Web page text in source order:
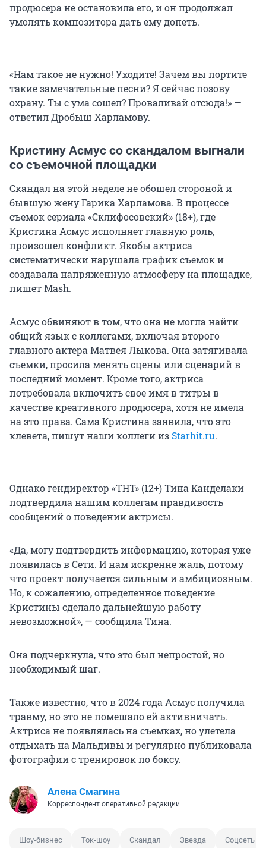
продюсера не остановила его, и он продолжал
умолять композитора дать ему допеть.
«Нам такое не нужно! Уходите! Зачем вы портите
такие замечательные песни? Я сейчас позову
охрану. Ты с ума сошел? Проваливай отсюда!» —
ответил Дробыш Харламову.
Кристину Асмус со скандалом выгнали
со съемочной площадки
Скандал на этой неделе не обошел стороной и
бывшую жену Гарика Харламова. В процессе
съемок сериала «Склифосовский» (18+), где
Кристина Асмус исполняет главную роль,
произошел конфликт. Якобы актриса
систематически нарушала график съемок и
создавала напряженную атмосферу на площадке,
пишет Mash.
Асмус обвиняют в том, что она не могла найти
общий язык с коллегами, включая второго
главного актера Матвея Лыкова. Она затягивала
съемки, просила менять сцены или сценарий в
последний момент. Кроме того, актриса
потребовала включить свое имя в титры в
качестве креативного продюсера, хотя не имела
на это права. Сама Кристина заявила, что это
клевета, пишут наши коллеги из Starhit.ru.
Однако гендиректор «ТНТ» (12+) Тина Канделаки
подтвердила нашим коллегам правдивость
сообщений о поведении актрисы.
«Да, могу подтвердить информацию, которая уже
появилась в Сети. И нам искренне жаль, потому
что проект получается сильным и амбициозным.
Но, к сожалению, определенное поведение
Кристины сделало дальнейшую работу
невозможной», — сообщила Тина.
Она подчеркнула, что это был непростой, но
необходимый шаг.
Также известно, что в 2024 года Асмус получила
травму, но это не помешало ей активничать.
Актриса не появлялась на съемках, но улетела
отдыхать на Мальдивы и регулярно публиковала
фотографии с тренировок по боксу.
Алена Смагина
Корреспондент оперативной редакции
Шоу-бизнес Ток-шоу Скандал Звезда Соцсеть